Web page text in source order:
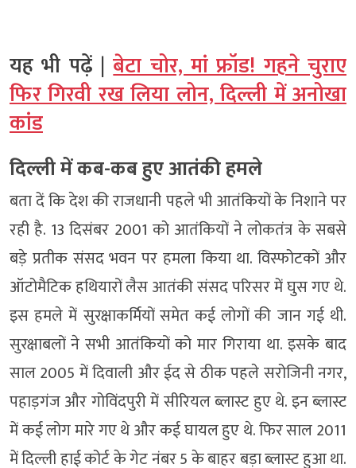
यह भी पढ़ें |बेटा चोर, मां फ्रॉड! गहने चुराए
फिर गिरवी रख लिया लोन, दिल्ली में अनोखा
कांड
दिल्ली में कब-कब हुए आतंकी हमले
बता दें कि देश की राजधानी पहले भी आतंकियों के निशाने पर
रही है. 13 दिसंबर 2001 को आतंकियों ने लोकतंत्र के सबसे
बड़े प्रतीक संसद भवन पर हमला किया था. विस्फोटकों और
ऑटोमैटिक हथियारों लैस आतंकी संसद परिसर में घुस गए थे.
इस हमले में सुरक्षाकर्मियों समेत कई लोगों की जान गई थी.
सुरक्षाबलों ने सभी आतंकियों को मार गिराया था. इसके बाद
साल 2005 में दिवाली और ईद से ठीक पहले सरोजिनी नगर,
पहाड़गंज और गोविंदपुरी में सीरियल ब्लास्ट हुए थे. इन ब्लास्ट
में कई लोग मारे गए थे और कई घायल हुए थे. फिर साल 2011
में दिल्ली हाई कोर्ट के गेट नंबर 5 के बाहर बड़ा ब्लास्ट हुआ था.